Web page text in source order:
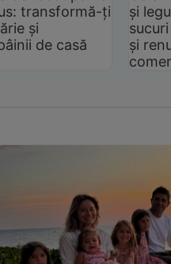
transformă-ți
și
de casă
și
și